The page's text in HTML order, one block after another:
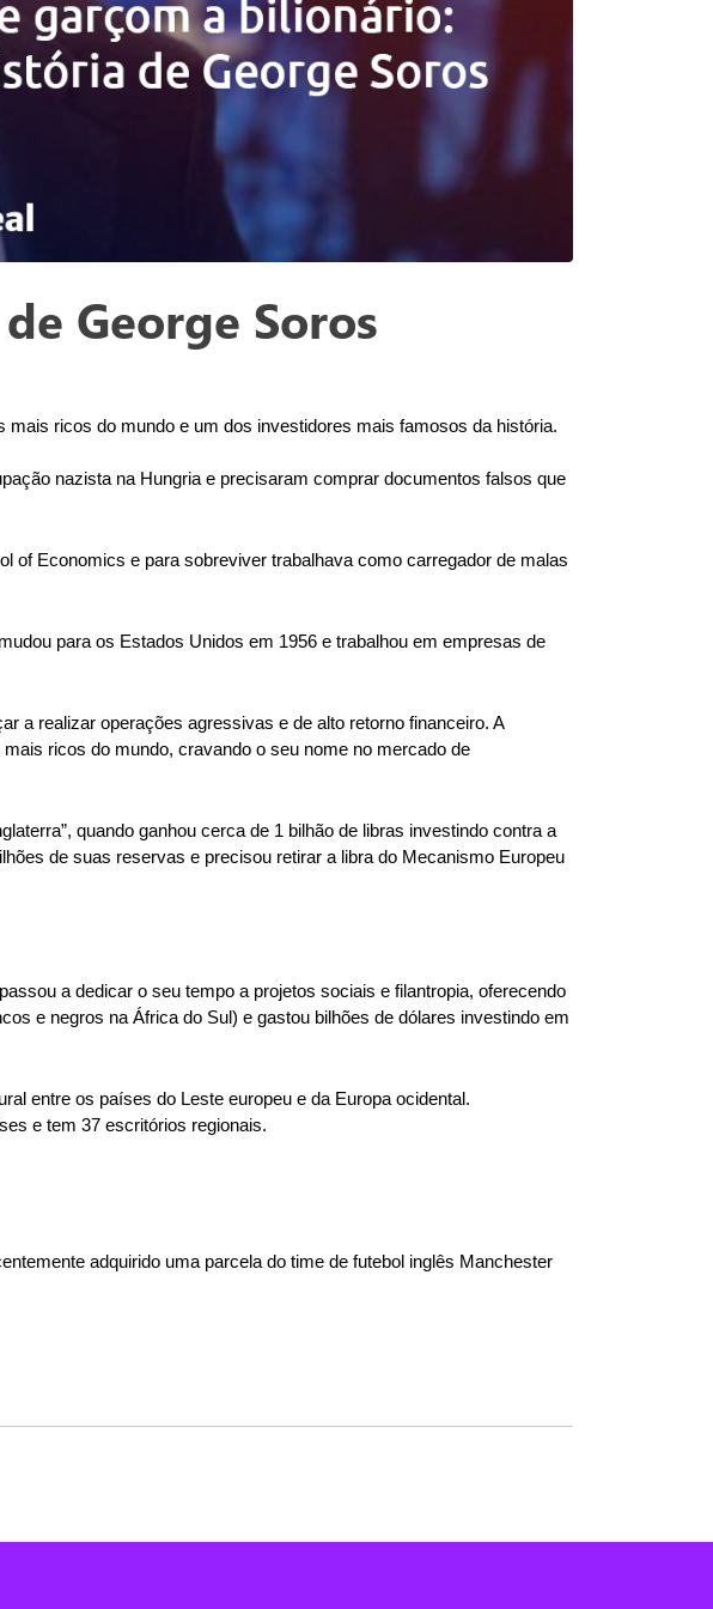
George Soros
ricos do mundo e um dos investidores mais famosos da história.
nazista na Hungria e precisaram comprar documentos falsos que
of Economics e para sobreviver trabalhava como carregador de malas
para os Estados Unidos em 1956 e trabalhou em empresas de
a realizar operações agressivas e de alto retorno financeiro. A
ricos do mundo, cravando o seu nome no mercado de
quando ganhou cerca de 1 bilhão de libras investindo contra a
de suas reservas e precisou retirar a libra do Mecanismo Europeu
a dedicar o seu tempo a projetos sociais e filantropia, oferecendo
e negros na África do Sul) e gastou bilhões de dólares investindo em
entre os países do Leste europeu e da Europa ocidental.
e tem 37 escritórios regionais.
adquirido uma parcela do time de futebol inglês Manchester